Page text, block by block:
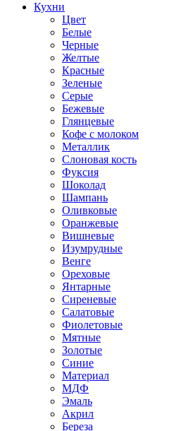
Кухни
Цвет
Белые
Черные
Желтые
Красные
Зеленые
Серые
Бежевые
Глянцевые
Кофе с молоком
Металлик
Слоновая кость
Фуксия
Шоколад
Шампань
Оливковые
Оранжевые
Вишневые
Изумрудные
Венге
Ореховые
Янтарные
Сиреневые
Салатовые
Фиолетовые
Мятные
Золотые
Синие
Материал
МДФ
Эмаль
Акрил
Береза